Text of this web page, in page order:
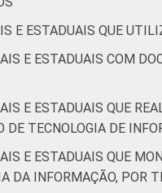
E ESTADUAIS QUE
E ESTADUAIS COM
E ESTADUAIS QUE
TECNOLOGIA DE
E ESTADUAIS QUE
DA INFORMAÇÃO, POR